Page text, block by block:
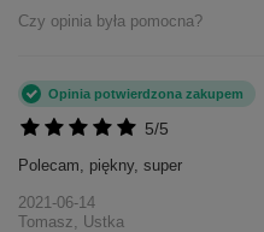
Czy opinia była pomocna?
5/5
Opinia potwierdzona zakupem
Polecam, piękny, super
2021-06-14
Tomasz, Ustka